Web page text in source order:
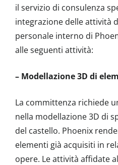
il servizio di consulenza
integrazione delle attività
personale interno di
alle seguenti attività:
– Modellazione 3D di
La committenza richiede
nella modellazione 3D di
del castello. Phoenix
elementi già acquisiti in
opere. Le attività affidate